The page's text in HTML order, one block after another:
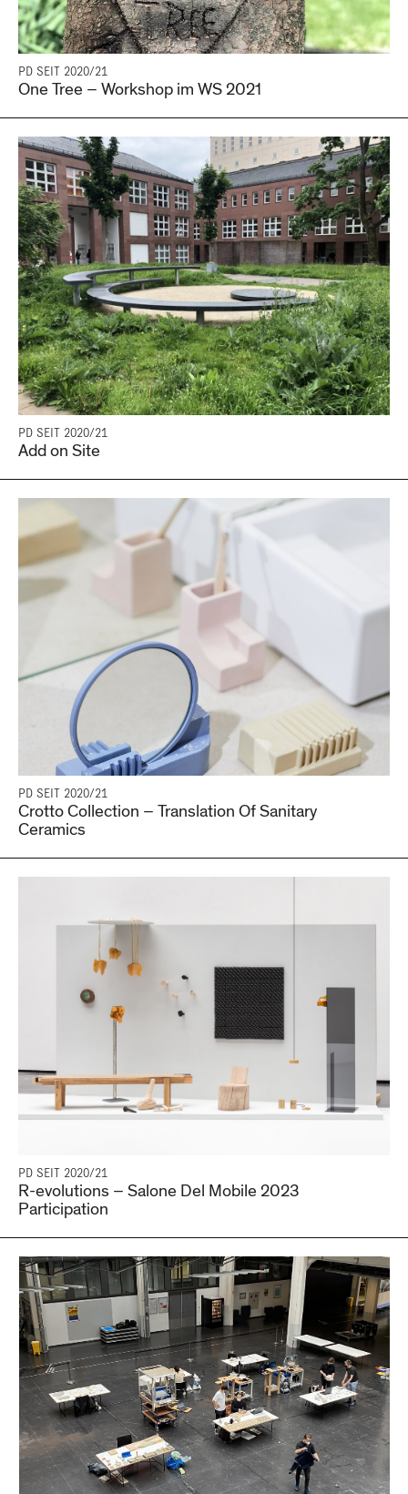
PD SEIT 2020/21
One Tree – Workshop im WS 2021
PD SEIT 2020/21
Add on Site
PD SEIT 2020/21
Crotto Collection – Translation Of Sanitary
Ceramics
PD SEIT 2020/21
R-evolutions – Salone Del Mobile 2023
Participation